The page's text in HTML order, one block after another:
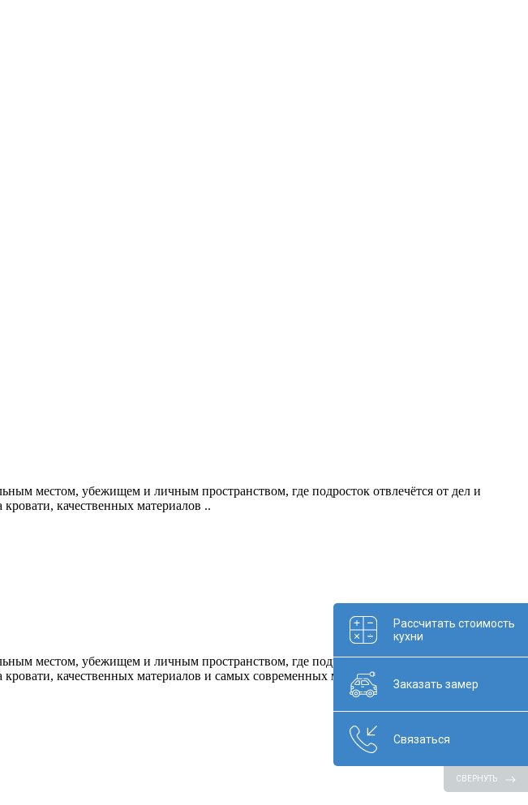
местом, убежищем и личным пространством, где подросток отвлечётся от дел и
качественных материалов ..
местом, убежищем и личным пространством, где подросток отвлечётся от дел и
качественных материалов и самых современных моделей.
Рассчитать стоимость
кухни
Заказать замер
Связаться
СВЕРНУТЬ